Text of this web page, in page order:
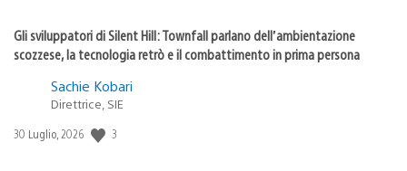
Gli sviluppatori di Silent Hill: Townfall parlano dell’ambientazione
scozzese, la tecnologia retrò e il combattimento in prima persona
Sachie Kobari
Direttrice, SIE
Data
30 Luglio, 2026 3